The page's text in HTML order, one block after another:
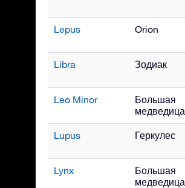
Lepus Orion
Libra Зодиак
Leo Minor
Большая
медведица
Lupus Геркулес
Lynx
Большая
медведица